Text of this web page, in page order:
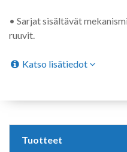
• Sarjat sisältävät
ruuvit.
Katso lisätiedot
Tuotteet